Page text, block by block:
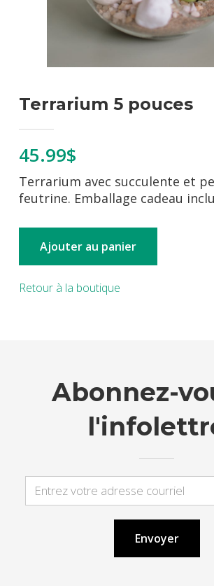
Terrarium 5 pouces
45.99$
Terrarium avec succulente et
feutrine. Emballage cadeau inclu
Ajouter au panier
Retour à la boutique
Abonnez-